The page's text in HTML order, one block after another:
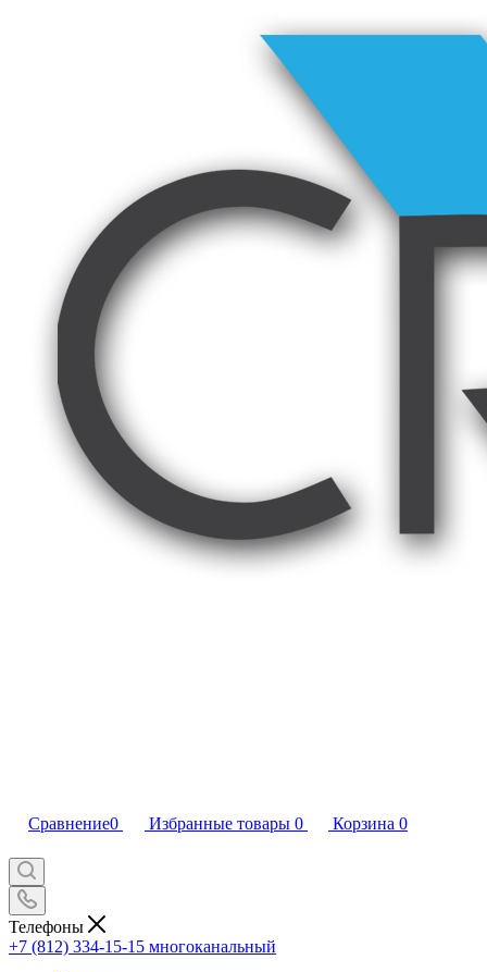
Сравнение0 Избранные товары 0 Корзина 0
Телефоны
+7 (812) 334-15-15 многоканальный